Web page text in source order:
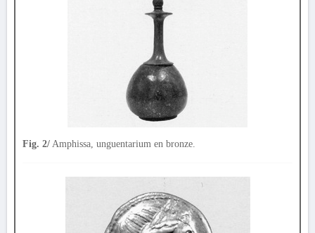
Fig. 2/ Amphissa, unguentarium en bronze.